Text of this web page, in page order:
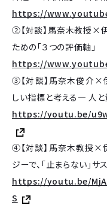
https://
②【対談】馬奈木教授×
ための「３つの評価軸」
https://
③【対談】馬奈木俊介×
しい指標と考える― 人
https://youtu.be/
④【対談】馬奈木教授×
ジーで、「止まらない」サ
https://youtu.be/
S